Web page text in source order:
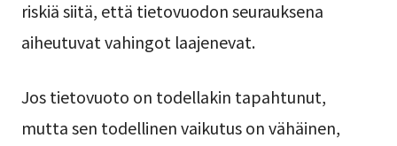
riskiä siitä, että tietovuodon seurauksena
aiheutuvat vahingot laajenevat.
Jos tietovuoto on todellakin tapahtunut,
mutta sen todellinen vaikutus on vähäinen,